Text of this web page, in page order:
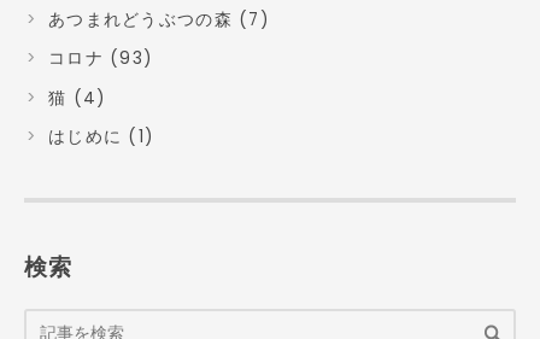
あつまれどうぶつの森 (7)
コロナ (93)
猫 (4)
はじめに (1)
検索